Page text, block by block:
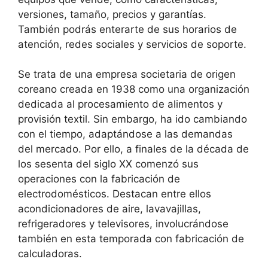
versiones, tamaño, precios y garantías.
También podrás enterarte de sus horarios de
atención, redes sociales y servicios de soporte.
Se trata de una empresa societaria de origen
coreano creada en 1938 como una organización
dedicada al procesamiento de alimentos y
provisión textil. Sin embargo, ha ido cambiando
con el tiempo, adaptándose a las demandas
del mercado. Por ello, a finales de la década de
los sesenta del siglo XX comenzó sus
operaciones con la fabricación de
electrodomésticos. Destacan entre ellos
acondicionadores de aire, lavavajillas,
refrigeradores y televisores, involucrándose
también en esta temporada con fabricación de
calculadoras.